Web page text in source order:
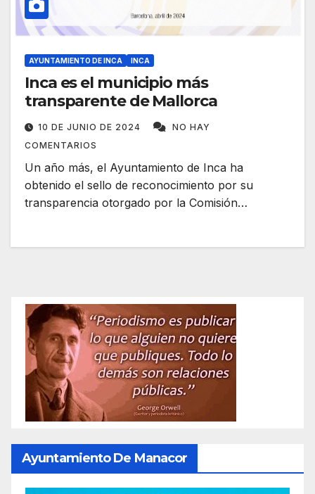
AYUNTAMIENTO DE INCA INCA
Inca es el municipio más
transparente de Mallorca
10 DE JUNIO DE 2024
NO HAY
COMENTARIOS
Un año más, el Ayuntamiento de Inca ha
obtenido el sello de reconocimiento por su
transparencia otorgado por la Comisión…
Ayuntamiento De Manacor